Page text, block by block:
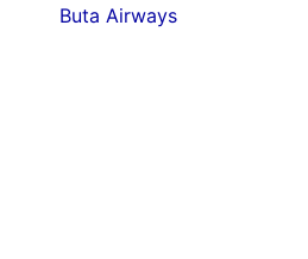
Buta Airways